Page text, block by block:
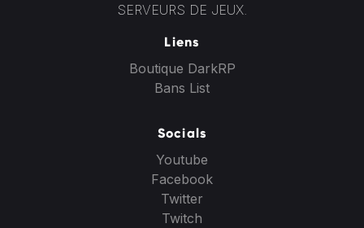
SERVEURS DE JEUX.
Liens
Boutique DarkRP
Bans List
Socials
Youtube
Facebook
Twitter
Twitch